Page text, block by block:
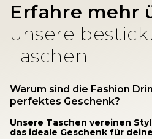
Erfahre mehr
unsere
Taschen
Warum sind die Fashion
perfektes Geschenk?
Unsere Taschen vereinen
das ideale Geschenk für